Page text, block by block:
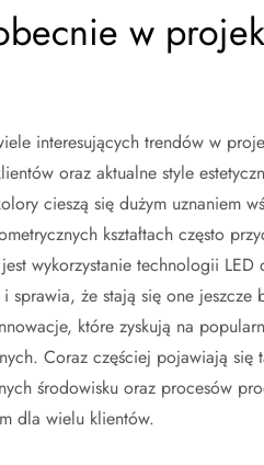
w
interesujących trendów w
oraz aktualne style
cieszą się dużym uznaniem
kształtach często
wykorzystanie technologii
sprawia, że stają się one
które zyskują na
Coraz częściej pojawiają
środowisku oraz procesów
dla wielu klientów.